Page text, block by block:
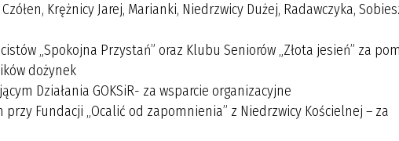
Krężnicy Jarej, Marianki, Niedrzwicy Dużej, Radawczyka,
„Spokojna Przystań” oraz Klubu Seniorów „Złota jesień” za
dożynek
Działania GOKSiR- za wsparcie organizacyjne
Fundacji „Ocalić od zapomnienia” z Niedrzwicy Kościelnej – za